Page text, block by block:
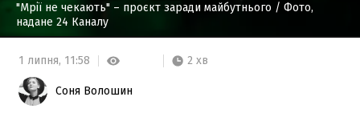
"Мрії не чекають" – проєкт заради майбутнього / Фото,
надане 24 Каналу
1 липня, 11:58 2 хв
Соня Волошин